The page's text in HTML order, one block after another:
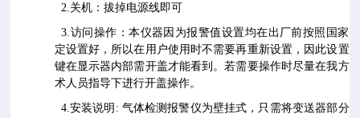
2.关机：拔掉电源线即可
3.访问操作：本仪器因为报警值设置均在出厂前按照国家规
定设置好，所以在用户使用时不需要再重新设置，因此设置按
键在显示器内部需开盖才能看到。若需要操作时尽量在我方技
术人员指导下进行开盖操作。
4.安装说明: 气体检测报警仪为壁挂式，只需将变送器部分安